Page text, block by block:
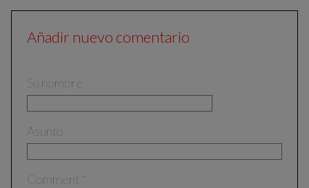
Añadir nuevo comentario
Su nombre
Asunto
Comment *